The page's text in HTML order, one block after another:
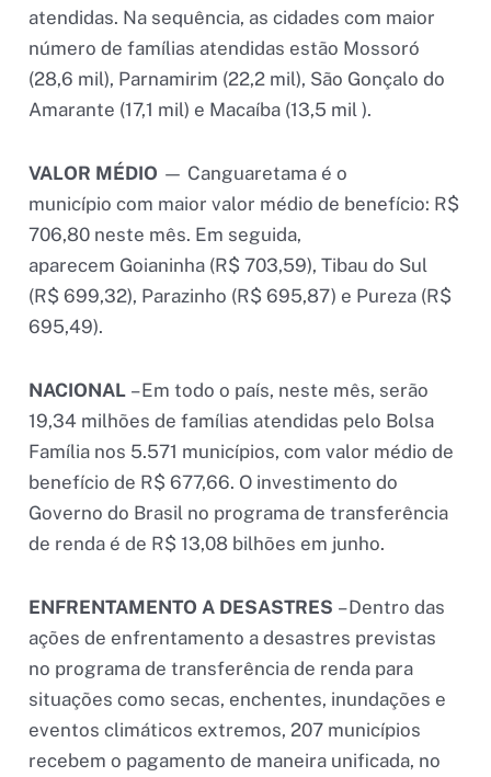
atendidas. Na sequência, as cidades com maior
número de famílias atendidas estão Mossoró
(28,6 mil), Parnamirim (22,2 mil), São Gonçalo do
Amarante (17,1 mil) e Macaíba (13,5 mil ).
VALOR MÉDIO — Canguaretama é o
município com maior valor médio de benefício: R$
706,80 neste mês. Em seguida,
aparecem Goianinha (R$ 703,59), Tibau do Sul
(R$ 699,32), Parazinho (R$ 695,87) e Pureza (R$
695,49).
NACIONAL – Em todo o país, neste mês, serão
19,34 milhões de famílias atendidas pelo Bolsa
Família nos 5.571 municípios, com valor médio de
benefício de R$ 677,66. O investimento do
Governo do Brasil no programa de transferência
de renda é de R$ 13,08 bilhões em junho.
ENFRENTAMENTO A DESASTRES – Dentro das
ações de enfrentamento a desastres previstas
no programa de transferência de renda para
situações como secas, enchentes, inundações e
eventos climáticos extremos, 207 municípios
recebem o pagamento de maneira unificada, no